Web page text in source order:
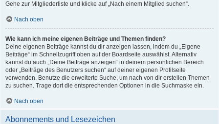
Gehe zur Mitgliederliste und klicke auf „Nach einem Mitglied suchen“.
Nach oben
Wie kann ich meine eigenen Beiträge und Themen finden?
Deine eigenen Beiträge kannst du dir anzeigen lassen, indem du „Eigene
Beiträge“ im Schnellzugriff oben auf der Boardseite auswählst. Alternativ
kannst du auch „Deine Beiträge anzeigen“ in deinem persönlichen Bereich
oder „Beiträge des Benutzers suchen“ auf deiner eigenen Profilseite
verwenden. Benutze die erweiterte Suche, um nach von dir erstellen Themen
zu suchen. Trage dort die entsprechenden Optionen in die Suchmaske ein.
Nach oben
Abonnements und Lesezeichen